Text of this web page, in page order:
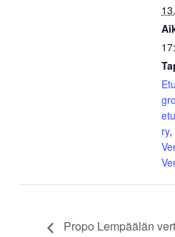
ry,
Propo Lempäälän